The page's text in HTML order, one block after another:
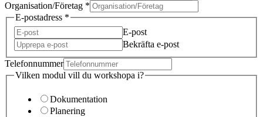
Organisation/Företag *
E-postadress *
E-post
Bekräfta e-post
Telefonnummer
Vilken modul vill du workshopa i?
Dokumentation
Planering